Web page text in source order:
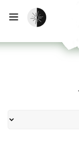
تفعيل الوضع المظلم